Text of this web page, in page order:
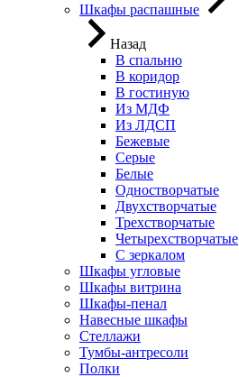
Шкафы распашные
Назад
В спальню
В коридор
В гостиную
Из МДФ
Из ЛДСП
Бежевые
Серые
Белые
Одностворчатые
Двухстворчатые
Трехстворчатые
Четырехстворчатые
С зеркалом
Шкафы угловые
Шкафы витрина
Шкафы-пенал
Навесные шкафы
Стеллажи
Тумбы-антресоли
Полки